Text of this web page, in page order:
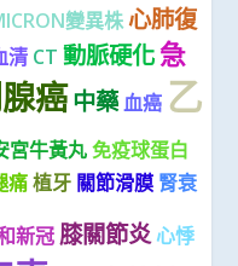
變異株心肺復
清 CT 動脈硬化急
癌中藥血癌 乙
宮牛黃丸 免疫球蛋白
痛 植牙 關節滑膜 腎衰
新冠 膝關節炎心悸